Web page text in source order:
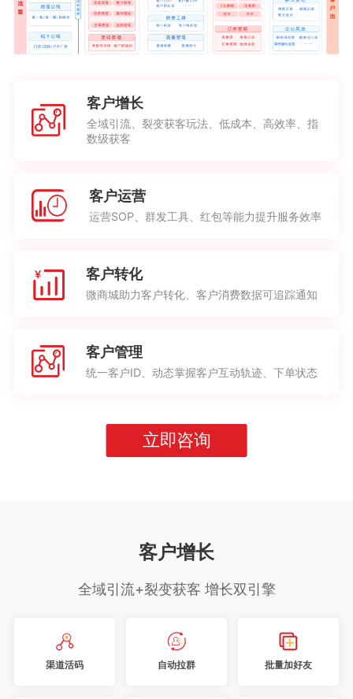
客户增长
全域引流、裂变获客玩法、低成本、高效率、指
数级获客
客户运营
运营SOP、群发工具、红包等能力提升服务效率
客户转化
微商城助力客户转化、客户消费数据可追踪通知
客户管理
统一客户ID、动态掌握客户互动轨迹、下单状态
立即咨询
客户增长
全域引流+裂变获客 增长双引擎
渠道活码 自动拉群 批量加好友